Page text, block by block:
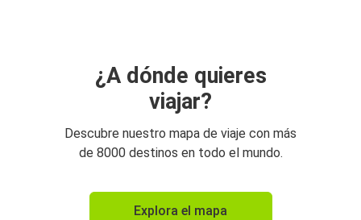
¿A dónde quieres
viajar?
Descubre nuestro mapa de viaje con más
de 8000 destinos en todo el mundo.
Explora el mapa